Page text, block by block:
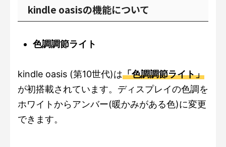
kindle oasisの機能について
色調調節ライト
kindle oasis (第10世代)は「色調調節ライト」
が初搭載されています。ディスプレイの色調を
ホワイトからアンバー(暖かみがある色)に変更
できます。